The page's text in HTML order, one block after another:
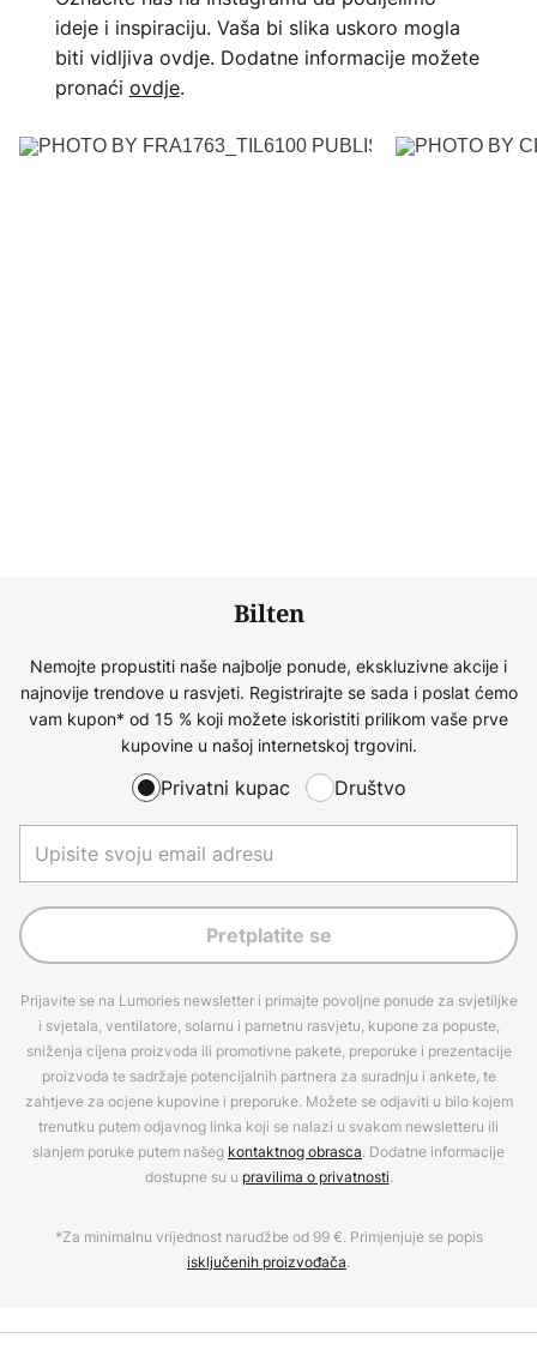
ideje i inspiraciju. Vaša bi slika uskoro mogla
biti vidljiva ovdje. Dodatne informacije možete
pronaći ovdje.
Bilten
Nemojte propustiti naše najbolje ponude, ekskluzivne akcije i
najnovije trendove u rasvjeti. Registrirajte se sada i poslat ćemo
vam kupon* od 15 % koji možete iskoristiti prilikom vaše prve
kupovine u našoj internetskoj trgovini.
Privatni kupac Društvo
Pretplatite se
Prijavite se na Lumories newsletter i primajte povoljne ponude za svjetiljke
i svjetala, ventilatore, solarnu i pametnu rasvjetu, kupone za popuste,
sniženja cijena proizvoda ili promotivne pakete, preporuke i prezentacije
proizvoda te sadržaje potencijalnih partnera za suradnju i ankete, te
zahtjeve za ocjene kupovine i preporuke. Možete se odjaviti u bilo kojem
trenutku putem odjavnog linka koji se nalazi u svakom newsletteru ili
slanjem poruke putem našeg kontaktnog obrasca. Dodatne informacije
dostupne su u pravilima o privatnosti.
*Za minimalnu vrijednost narudžbe od 99 €. Primjenjuje se popis
isključenih proizvođača.